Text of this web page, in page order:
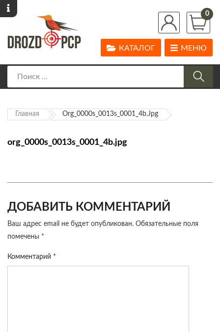
0
МЕНЮ
КАТАЛОГ
Главная Org_0000s_0013s_0001_4b.jpg
org_0000s_0013s_0001_4b.jpg
ДОБАВИТЬ КОММЕНТАРИЙ
Ваш адрес email не будет опубликован. Обязательные поля
помечены *
Комментарий *